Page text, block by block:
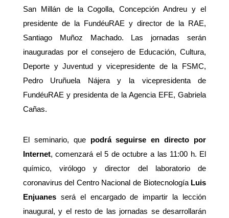
San Millán de la Cogolla, Concepción Andreu y el
presidente de la FundéuRAE y director de la RAE,
Santiago Muñoz Machado. Las jornadas serán
inauguradas por el consejero de Educación, Cultura,
Deporte y Juventud y vicepresidente de la FSMC,
Pedro Uruñuela Nájera y la vicepresidenta de
FundéuRAE y presidenta de la Agencia EFE, Gabriela
Cañas.
El seminario, que podrá seguirse en directo por
Internet, comenzará el 5 de octubre a las 11:00 h. El
químico, virólogo y director del laboratorio de
coronavirus del Centro Nacional de Biotecnología Luis
Enjuanesserá el encargado de impartir la lección
inaugural, y el resto de las jornadas se desarrollarán